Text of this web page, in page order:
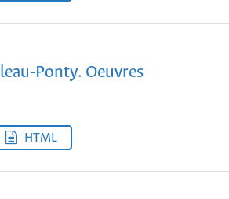
Ponty. Oeuvres
HTML